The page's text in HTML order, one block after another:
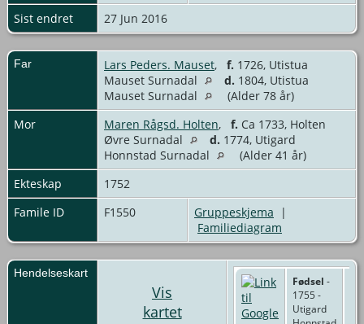
Sist endret
27 Jun 2016
Far Lars Peders. Mauset, f. 1726, Utistua
Mauset Surnadal
d. 1804, Utistua
Mauset Surnadal
(Alder 78 år)
Mor
Maren Rågsd. Holten, f. Ca 1733, Holten
Øvre Surnadal
d. 1774, Utigard
Honnstad Surnadal
(Alder 41 år)
Ekteskap
1752
Famile ID
F1550 Gruppeskjema |
Familiediagram
Hendelseskart
Vis
kartet
Fødsel -
1755 -
Utigard